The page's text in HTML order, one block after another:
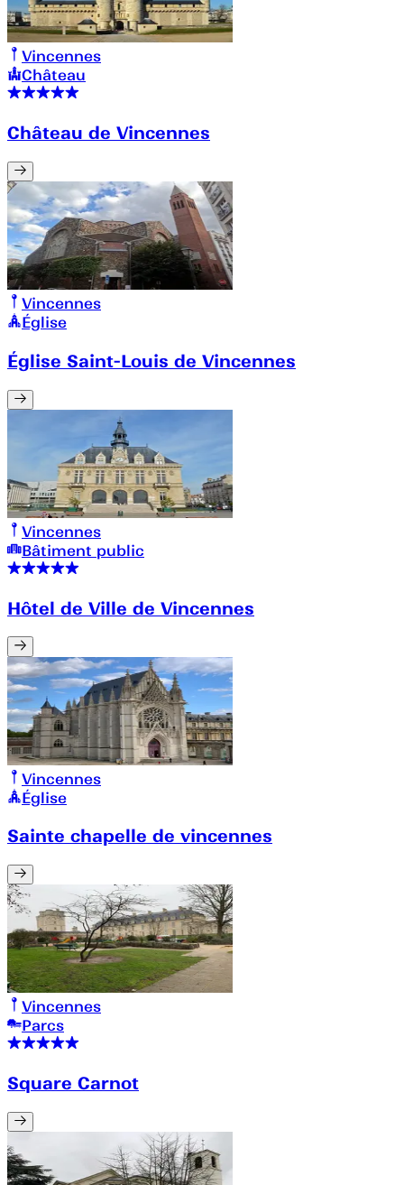
Vincennes
Château
Château de Vincennes
Vincennes
Église
Église Saint-Louis de Vincennes
Vincennes
Bâtiment public
Hôtel de Ville de Vincennes
Vincennes
Église
Sainte chapelle de vincennes
Vincennes
Parcs
Square Carnot